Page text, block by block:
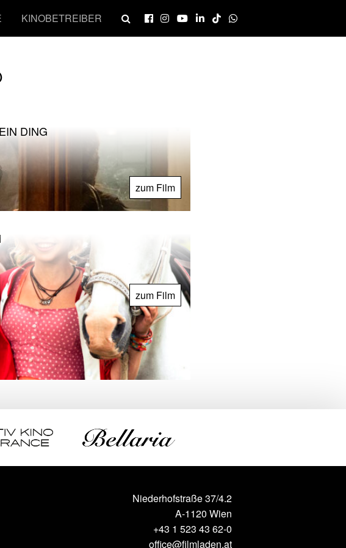
KINOBETREIBER
DING
zum Film
zum Film
Niederhofstraße 37/4.2
A-1120 Wien
+43 1 523 43 62-0
office@filmladen.at